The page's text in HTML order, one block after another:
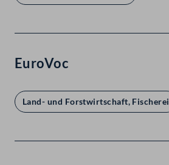
EuroVoc
Land- und Forstwirtschaft, Fischerei